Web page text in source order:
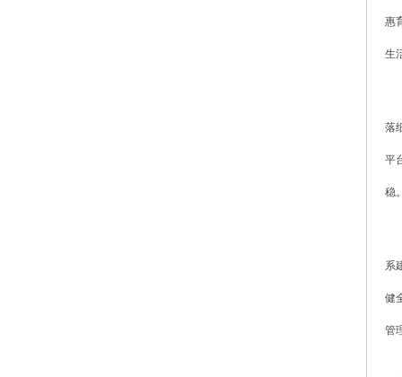
惠
生
落
平
稳。
系
健
管